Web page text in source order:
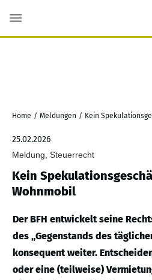
Home / Meldungen /
25.02.2026
Meldung, Steuerrecht
Kein
Wohnmobil
Der BFH entwickelt seine
des „Gegenstands des
konsequent weiter.
oder eine (teilweise)